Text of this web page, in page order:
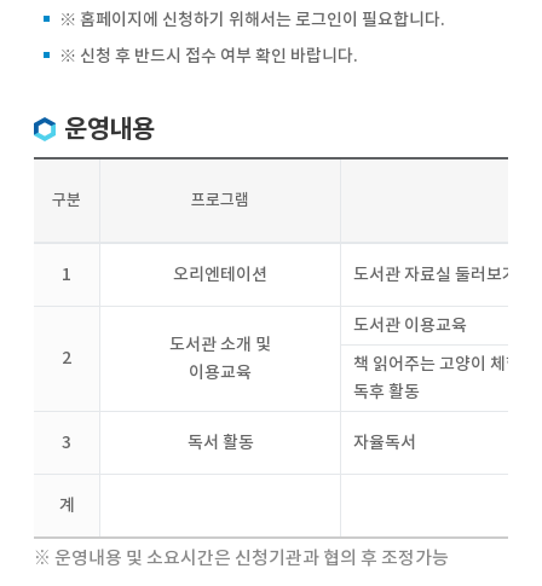
※ 홈페이지에 신청하기 위해서는 로그인이 필요합니다.
※ 신청 후 반드시 접수 여부 확인 바랍니다.
운영내용
구분 프로그램
1 오리엔테이션 도서관 자료실 둘러보기
2
도서관 소개 및
이용교육
도서관 이용교육
책 읽어주는 고양이 체험
독후 활동
3 독서 활동 자율독서
계
※ 운영내용 및 소요시간은 신청기관과 협의 후 조정가능